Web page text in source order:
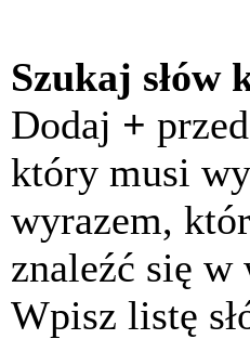
Szukaj słów
Dodaj +
który musi
wyrazem,
znaleźć się w
Wpisz listę